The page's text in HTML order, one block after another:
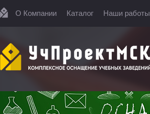
О Компании Каталог Наши работы